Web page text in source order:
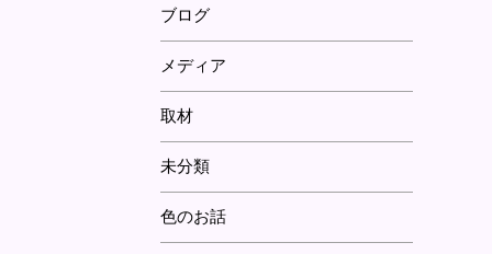
ブログ
メディア
取材
未分類
色のお話